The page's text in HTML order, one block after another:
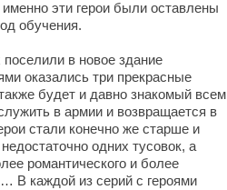
эти герои были оставлены
обучения.
в новое здание
оказались три прекрасные
будет и давно знакомый всем
в армии и возвращается в
стали конечно же старше и
одних тусовок, а
романтического и более
В каждой из серий с героями